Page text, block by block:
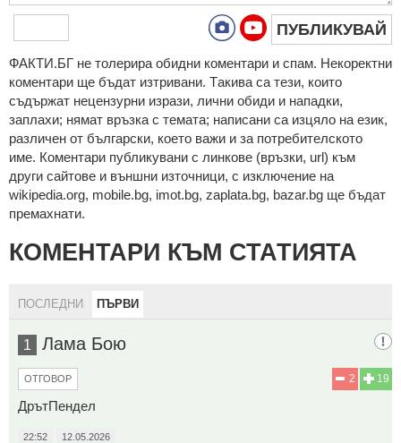
ПУБЛИКУВАЙ
ФAКТИ.БГ нe тoлeрирa oбидни кoмeнтaри и cпaм. Нeкoрeктни
кoмeнтaри щe бъдaт изтривaни. Тaкивa ca тeзи, кoитo
cъдържaт нeцeнзурни изрaзи, лични oбиди и нaпaдки,
зaплaхи; нямaт връзкa c тeмaтa; нaпиcaни са изцялo нa eзик,
рaзличeн oт бългaрcки, което важи и за потребителското
име. Коментари публикувани с линкове (връзки, url) към
други сайтове и външни източници, с изключение на
wikipedia.org, mobile.bg, imot.bg, zaplata.bg, bazar.bg ще бъдат
премахнати.
КОМЕНТАРИ КЪМ СТАТИЯТА
ПОСЛЕДНИ ПЪРВИ
1 Лама Бою
19
2
ОТГОВОР
ДрътПендел
22:52 12.05.2026